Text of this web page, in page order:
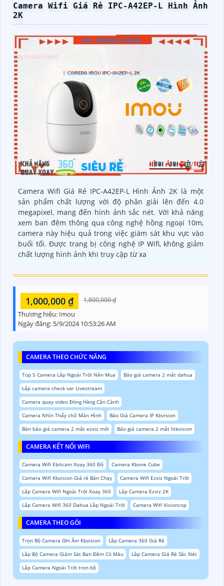
Camera Wifi Giá Rẻ IPC-A42EP-L Hình Ảnh
2K
Camera Wifi Giá Rẻ IPC-A42EP-L Hình Ảnh 2K là một
sản phẩm chất lượng với độ phân giải lên đến 4.0
megapixel, mang đến hình ảnh sắc nét. Với khả năng
xem ban đêm thông qua công nghệ hồng ngoại 10m,
camera này hiệu quả trong việc giám sát khu vực vào
buổi tối. Được trang bị công nghệ IP Wifi, không giảm
chất lượng hình ảnh khi truy cập từ xa
1,000,000 ₫ 1,800,000 ₫
Thương hiệu: Imou
Ngày đăng: 5/9/2024 10:53:26 AM
CAMERA THEO CHỨC NĂNG
Top 5 Camera Lắp Ngoài Trời Nên Mua
Báo giá camera 2 mắt dahua
Lắp camera check var Livestream
Camera quay video Đóng Hàng Cận Cảnh
Camera Nhìn Thấy chữ Màn Hình
Báo Giá Camera IP Kbvision
Bản báo giá camera 2 mắt ezviz mới
Báo giá camera 2 mắt hikvision
CAMERA KẾT NỐI WIFI
Camera Wifi Ebitcam Xoay 360 Độ
Camera Kbone Cube
Camera Wifi Kbvision Giá rẻ Bán Chạy
Camera Wifi Ezviz Ngoài Trời
Lắp Camera Wifi Ngoài Trời Xoay 360
Lắp Camera Ezviz 2K
Lắp Camera Wifi 360 Dahua Lắp Ngoài Trời
Camera Wifi Visioncop
CAMERA THEO GÓI
Trọn Bộ Camera Ghi Âm Kbvision
Lắp Camera 360 Giá Rẻ
Lắp Bộ Camera Giám Sát Ban Đêm Có Màu
Lắp Camera Giá Rẻ Sắc Nét
Lắp Camera Ngoài Trời trọn bộ